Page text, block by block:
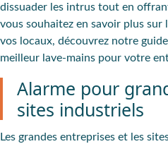
dissuader les intrus tout en
vous souhaitez en savoir plus sur
vos locaux, découvrez notre
meilleur lave-mains pour votre
Alarme pour
sites industriels
Les grandes entreprises et les